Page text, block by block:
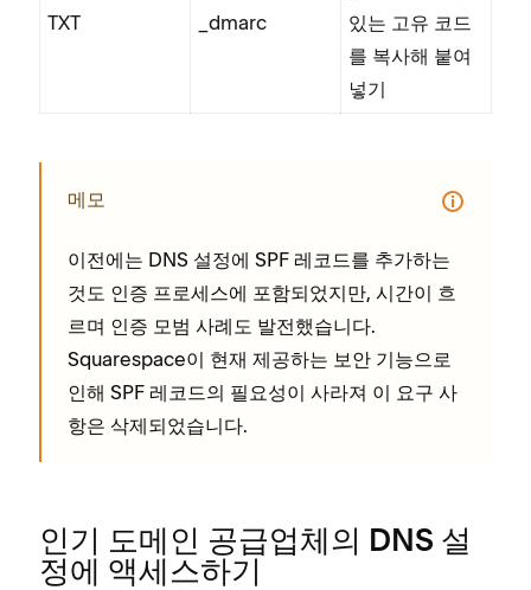
TXT _dmarc
있는 고유 코드
를 복사해 붙여
넣기
메모
이전에는 DNS 설정에 SPF 레코드를 추가하는
것도 인증 프로세스에 포함되었지만, 시간이 흐
르며 인증 모범 사례도 발전했습니다.
Squarespace이 현재 제공하는 보안 기능으로
인해 SPF 레코드의 필요성이 사라져 이 요구 사
항은 삭제되었습니다.
인기 도메인 공급업체의 DNS 설
정에 액세스하기